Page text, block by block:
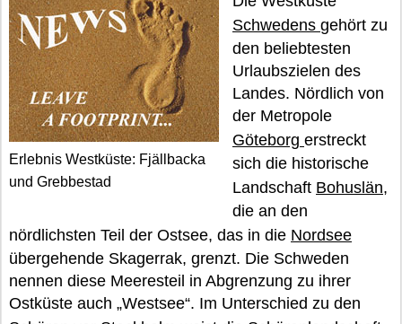
Erlebnis Westküste: Fjällbacka
und Grebbestad
Schwedens gehört zu
den beliebtesten
Urlaubszielen des
Landes. Nördlich von
der Metropole
Göteborg erstreckt
sich die historische
Landschaft Bohuslän,
die an den
nördlichsten Teil der Ostsee, das in die Nordsee
übergehende Skagerrak, grenzt. Die Schweden
nennen diese Meeresteil in Abgrenzung zu ihrer
Ostküste auch „Westsee“. Im Unterschied zu den